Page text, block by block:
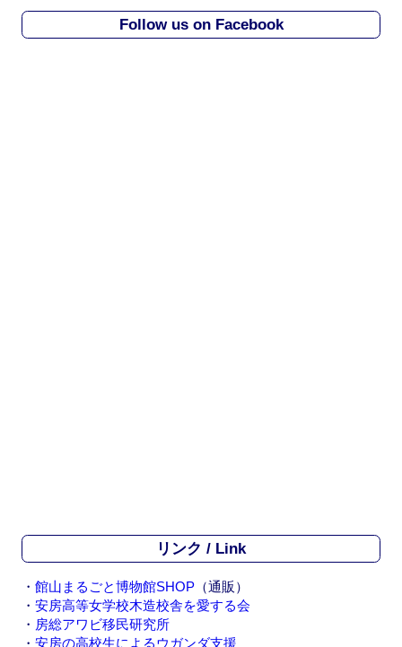
i
Follow us on Facebook
リンク / Link
・ 館山まるごと博物館SHOP （通販）
・ 安房高等女学校木造校舎を愛する会
・ 房総アワビ移民研究所
・ 安房の高校生によるウガンダ支援